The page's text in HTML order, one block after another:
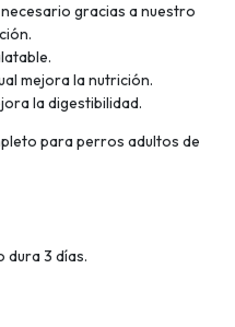
gracias a nuestro
mejora la nutrición.
la digestibilidad.
para perros adultos de
dura 3 días.